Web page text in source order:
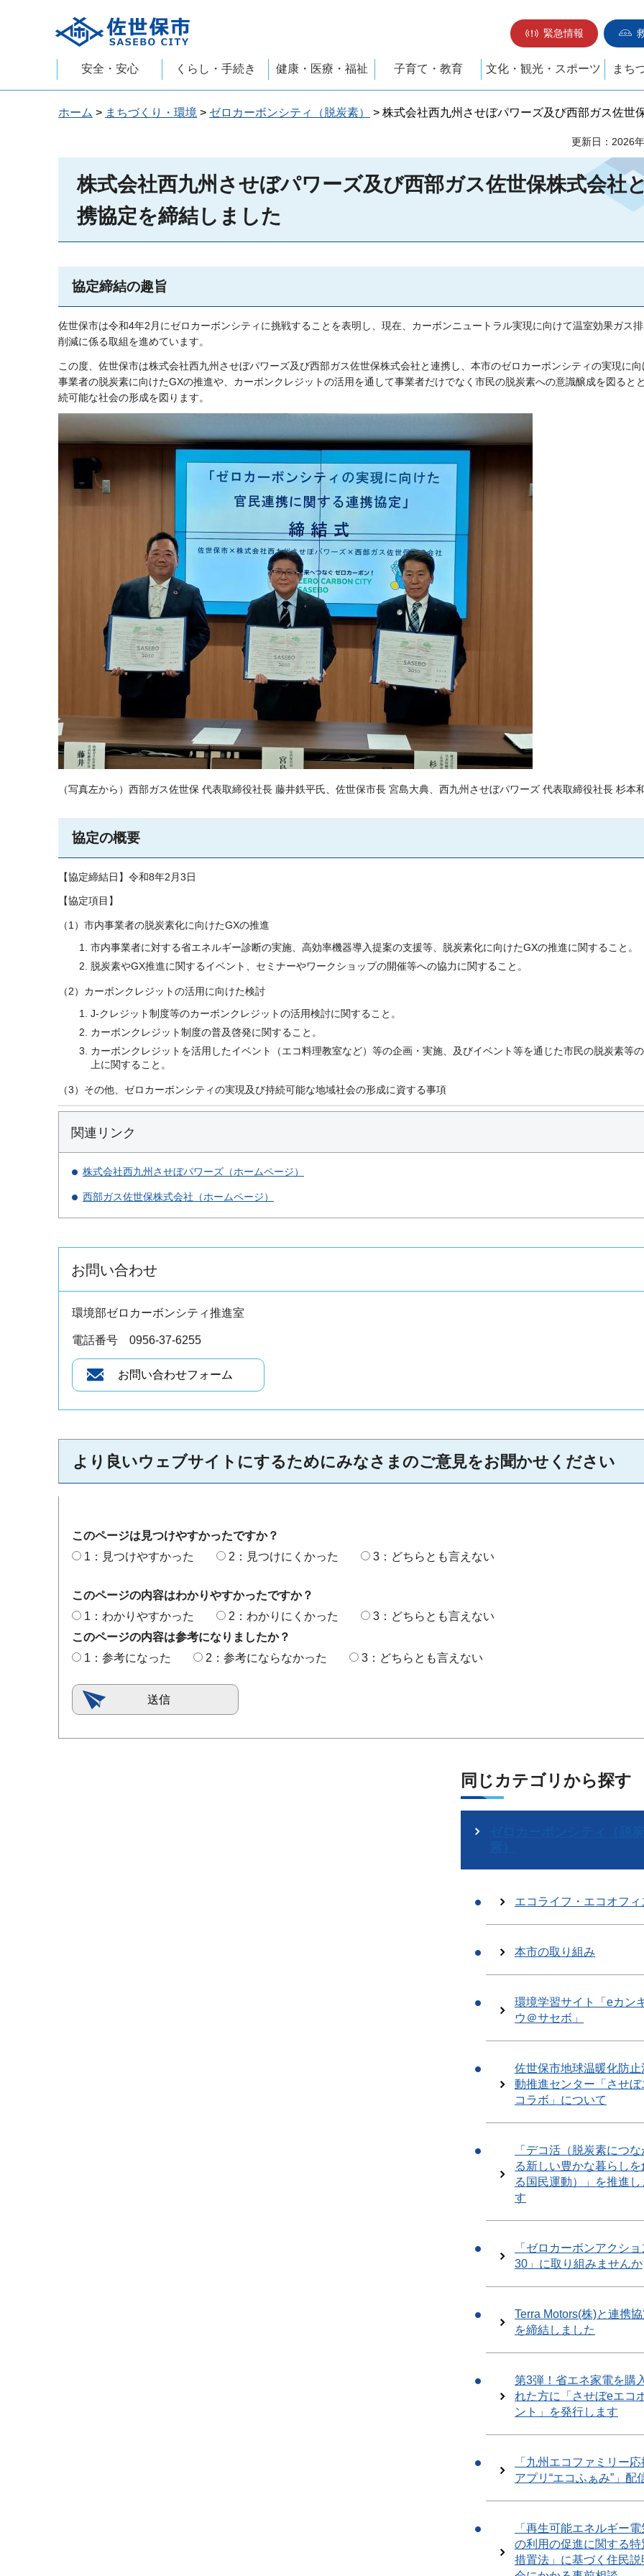
佐世保市
緊急情報
安全・安心 くらし・手続き 健康・医療・福祉 子育て・教育 文化・観光・スポーツ まち
ホーム > まちづくり・環境 > ゼロカーボンシティ（脱炭素） > 株式会社西九州させぼパワーズ及び西部ガス佐世
更新日：2026
株式会社西九州させぼパワーズ及び西部ガス佐世保株式会社
携協定を締結しました
協定締結の趣旨
佐世保市は令和4年2月にゼロカーボンシティに挑戦することを表明し、現在、カーボンニュートラル実現に向けて温室効果ガス
削減に係る取組を進めています。
この度、佐世保市は株式会社西九州させぼパワーズ及び西部ガス佐世保株式会社と連携し、本市のゼロカーボンシティの実現に
事業者の脱炭素に向けたGXの推進や、カーボンクレジットの活用を通して事業者だけでなく市民の脱炭素への意識醸成を図ると
続可能な社会の形成を図ります。
（写真左から）西部ガス佐世保 代表取締役社長 藤井鉄平氏、佐世保市長 宮島大典、西九州させぼパワーズ 代表取締役社長 杉本
協定の概要
【協定締結日】令和8年2月3日
【協定項目】
（1）市内事業者の脱炭素化に向けたGXの推進
市内事業者に対する省エネルギー診断の実施、高効率機器導入提案の支援等、脱炭素化に向けたGXの推進に関すること。
脱炭素やGX推進に関するイベント、セミナーやワークショップの開催等への協力に関すること。
（2）カーボンクレジットの活用に向けた検討
J-クレジット制度等のカーボンクレジットの活用検討に関すること。
カーボンクレジット制度の普及啓発に関すること。
カーボンクレジットを活用したイベント（エコ料理教室など）等の企画・実施、及びイベント等を通じた市民の脱炭素等
上に関すること。
（3）その他、ゼロカーボンシティの実現及び持続可能な地域社会の形成に資する事項
関連リンク
株式会社西九州させぼパワーズ（ホームページ）
西部ガス佐世保株式会社（ホームページ）
お問い合わせ
環境部ゼロカーボンシティ推進室
電話番号 0956-37-6255
より良いウェブサイトにするためにみなさまのご意見をお聞かせください
このページは見つけやすかったですか？
1：見つけやすかった
2：見つけにくかった 3：どちらとも言えない
このページの内容はわかりやすかったですか？
1：わかりやすかった
2：わかりにくかった
3：どちらとも言えない
このページの内容は参考になりましたか？
1：参考になった
2：参考にならなかった 3：どちらとも言えない
同じカテゴリから探す
エコライフ・エコオフィ
本市の取り組み
環境学習サイト「eカン
ウ＠サセボ」
佐世保市地球温暖化防止
動推進センター「させぼ
コラボ」について
「デコ活（脱炭素につな
る新しい豊かな暮らしを
る国民運動）」を推進し
す
「ゼロカーボンアクショ
30」に取り組みませんか
Terra Motors(株)と連携
を締結しました
第3弾！省エネ家電を購
れた方に「させぼeエコ
ント」を発行します
「九州エコファミリー応
アプリ“エコふぁみ”」配
「再生可能エネルギー電
の利用の促進に関する特
措置法」に基づく住民説